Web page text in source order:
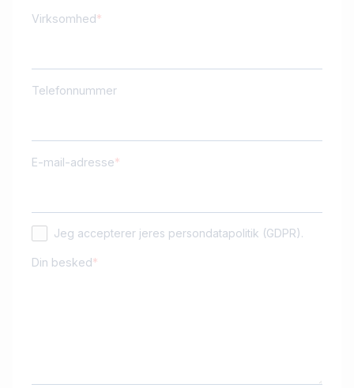
Virksomhed
Telefonnummer
E-mail-adresse
Jeg accepterer jeres persondatapolitik (GDPR).
Din besked